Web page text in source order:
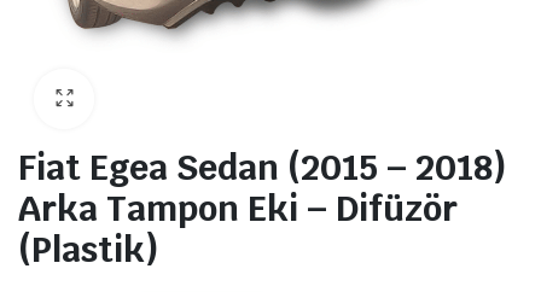
Fiat Egea Sedan (2015 – 2018)
Arka Tampon Eki – Difüzör
(Plastik)